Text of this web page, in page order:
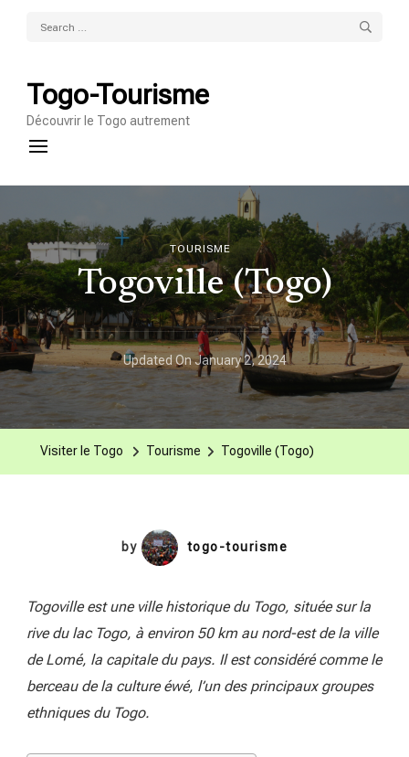
Search
Togo-Tourisme
Découvrir le Togo autrement
TOURISME
Togoville (Togo)
Updated OnJanuary 2, 2024
Visiter le Togo Tourisme Togoville (Togo)
by togo-tourisme
Togoville est une ville historique du Togo, située sur la
rive du lac Togo, à environ 50 km au nord-est de la ville
de Lomé, la capitale du pays. Il est considéré comme le
berceau de la culture éwé, l’un des principaux groupes
ethniques du Togo.